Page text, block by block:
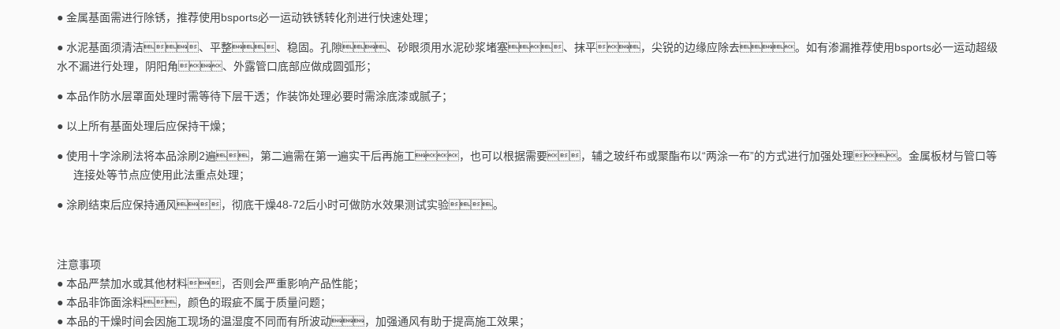
● 金属基面需进行除锈，推荐使用bsports必一运动铁锈转化剂进行快速处理；
● 水泥基面须清洁、平整、稳固。孔隙、砂眼须用水泥砂浆堵塞、抹平，尖锐的边缘应除去。如有渗漏推荐使用bsports必一运动超级
水不漏进行处理，阴阳角、外露管口底部应做成圆弧形；
● 本品作防水层罩面处理时需等待下层干透；作装饰处理必要时需涂底漆或腻子；
● 以上所有基面处理后应保持干燥；
● 使用十字涂刷法将本品涂刷2遍，第二遍需在第一遍实干后再施工，也可以根据需要，辅之玻纤布或聚酯布以“两涂一布”的方式进行加强处理。 金属板材与管口等
连接处等节点应使用此法重点处理；
● 涂刷结束后应保持通风，彻底干燥48-72后小时可做防水效果测试实验。
注意事项
● 本品严禁加水或其他材料，否则会严重影响产品性能；
● 本品非饰面涂料，颜色的瑕疵不属于质量问题；
● 本品的干燥时间会因施工现场的温湿度不同而有所波动，加强通风有助于提高施工效果；